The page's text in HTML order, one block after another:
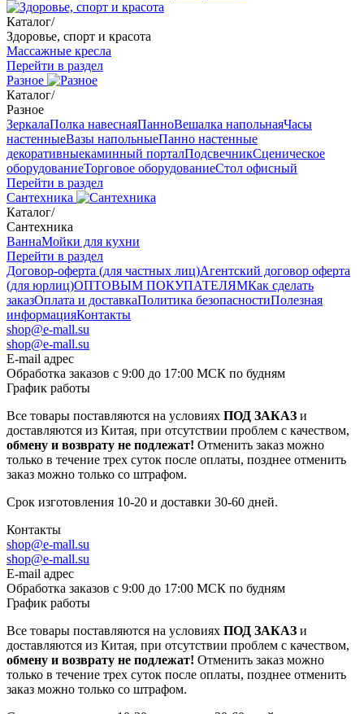
Каталог/
Здоровье, спорт и красота
Массажные кресла
Перейти в раздел
Разное
Каталог/
Разное
ЗеркалаПолка навеснаяПанноВешалка напольнаяЧасы
настенныеВазы напольныеПанно настенные
декоративныекаминный порталПодсвечникСценическое
оборудованиеТорговое оборудованиеСтол офисный
Перейти в раздел
Сантехника
Каталог/
Сантехника
ВаннаМойки для кухни
Перейти в раздел
Договор-оферта (для частных лиц)Агентский договор оферта
(для юрлиц)ОПТОВЫМ ПОКУПАТЕЛЯМКак сделать
заказОплата и доставкаПолитика безопасностиПолезная
информацияКонтакты
shop@e-mall.su
shop@e-mall.su
E-mail адрес
Обработка заказов с 9:00 до 17:00 МСК по будням
График работы
Все товары поставляются на условиях ПОД ЗАКАЗ и
доставляются из Китая, при отсутствии проблем с качеством,
обмену и возврату не подлежат! Отменить заказ можно
только в течение трех суток после оплаты, позднее отменить
заказ можно только со штрафом.
Срок изготовления 10-20 и доставки 30-60 дней.
Контакты
shop@e-mall.su
shop@e-mall.su
E-mail адрес
Обработка заказов с 9:00 до 17:00 МСК по будням
График работы
Все товары поставляются на условиях ПОД ЗАКАЗ и
доставляются из Китая, при отсутствии проблем с качеством,
обмену и возврату не подлежат! Отменить заказ можно
только в течение трех суток после оплаты, позднее отменить
заказ можно только со штрафом.